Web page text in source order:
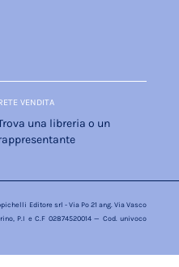
VENDITA
una libreria o un
Editore srl - Via Po 21 ang. Via Vasco
P.I e C.F 02874520014 — Cod. univoco